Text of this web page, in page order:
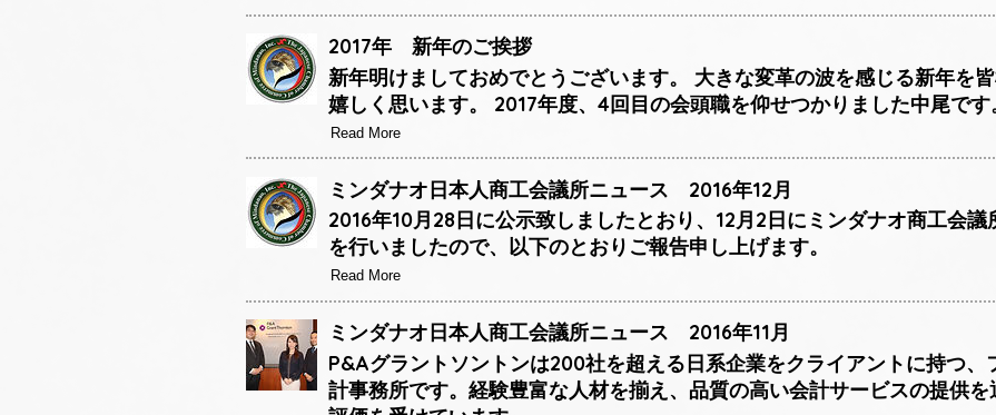
2017年 新年のご挨拶
新年明けましておめでとうございます。 大きな変革の波を感じる新年を
嬉しく思います。 2017年度、4回目の会頭職を仰せつかりました中尾です
Read More
ミンダナオ日本人商工会議所ニュース 2016年12月
2016年10月28日に公示致しましたとおり、12月2日にミンダナオ商工会
を行いましたので、以下のとおりご報告申し上げます。
Read More
ミンダナオ日本人商工会議所ニュース 2016年11月
P&Aグラントソントンは200社を超える日系企業をクライアントに持つ
計事務所です。経験豊富な人材を揃え、品質の高い会計サービスの提供